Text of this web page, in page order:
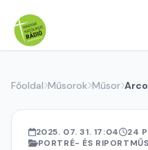
Főoldal Műsorok Műsor
2025. 07. 31. 17:04
24
PORTRÉ- ÉS